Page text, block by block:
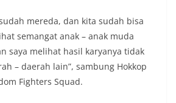
sebagai penyampai informasi
tetapi juga sebagai mitra
dalam menjaga keamanan lingkungan
sama.‎‎Kehadiran
di tengah-tengah warga
semakin mempererat
antara Polri dan
mereda, dan kita sudah bisa
semangat anak – anak muda
saya melihat hasil karyanya tidak
– daerah lain”, sambung Hokkop
Fighters Squad.